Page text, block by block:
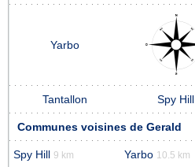
Yarbo
Tantallon Spy Hill
Communes voisines de Gerald
Spy Hill 9 km Yarbo 10.5 km